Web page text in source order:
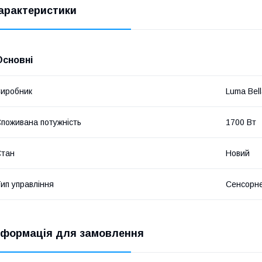
Luma
потужність 1700 Вт
Новий
управління
для замовлення